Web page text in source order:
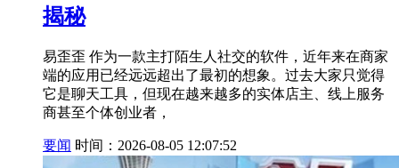
揭秘
易歪歪 作为一款主打陌生人社交的软件，近年来在商家
端的应用已经远远超出了最初的想象。过去大家只觉得
它是聊天工具，但现在越来越多的实体店主、线上服务
商甚至个体创业者，
要闻 时间：2026-08-05 12:07:52